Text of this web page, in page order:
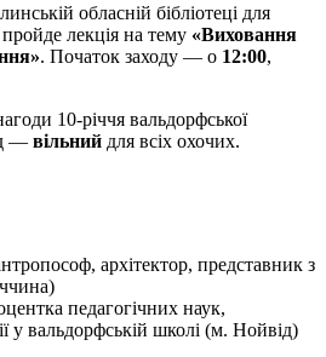
обласній бібліотеці для
лекція на тему «Виховання
. Початок заходу — о 12:00,
10-річчя вальдорфської
— вільний для всіх охочих.
архітектор, представник з
педагогічних наук,
у вальдорфській школі (м. Нойвід)